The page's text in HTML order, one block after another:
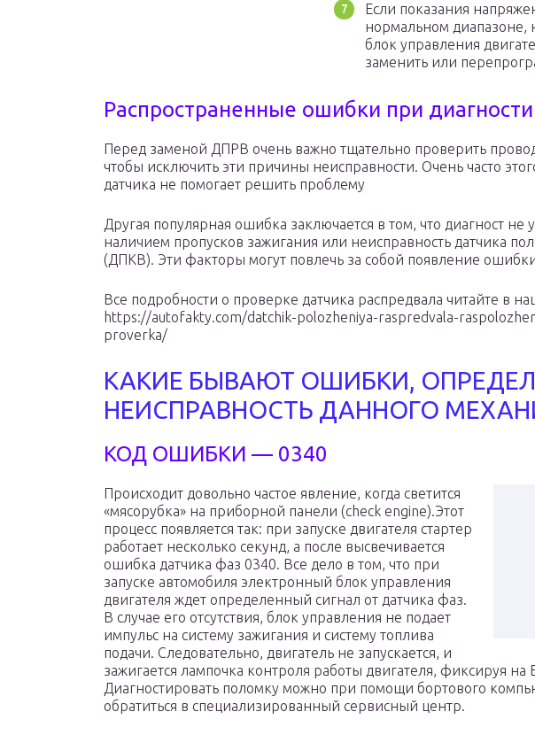
Если показания
нормальном
блок управления
заменить или
Распространенные ошибки при
Перед заменой ДПРВ очень важно тщательно проверить
чтобы исключить эти причины неисправности. Очень часто
датчика не помогает решить проблему
Другая популярная ошибка заключается в том, что диагност не
наличием пропусков зажигания или неисправность датчика
(ДПКВ). Эти факторы могут повлечь за собой появление
Все подробности о проверке датчика распредвала читайте в
https://autofakty.com/datchik-polozheniya-raspredvala-
proverka/
КАКИЕ БЫВАЮТ ОШИБКИ,
НЕИСПРАВНОСТЬ ДАННОГО
КОД ОШИБКИ — 0340
Происходит довольно частое явление, когда светится
«мясорубка» на приборной панели (check engine).Этот
процесс появляется так: при запуске двигателя стартер
работает несколько секунд, а после высвечивается
ошибка датчика фаз 0340. Все дело в том, что при
запуске автомобиля электронный блок управления
двигателя ждет определенный сигнал от датчика фаз.
В случае его отсутствия, блок управления не подает
импульс на систему зажигания и систему топлива
подачи. Следовательно, двигатель не запускается, и
зажигается лампочка контроля работы двигателя, фиксируя
Диагностировать поломку можно при помощи бортового
обратиться в специализированный сервисный центр.